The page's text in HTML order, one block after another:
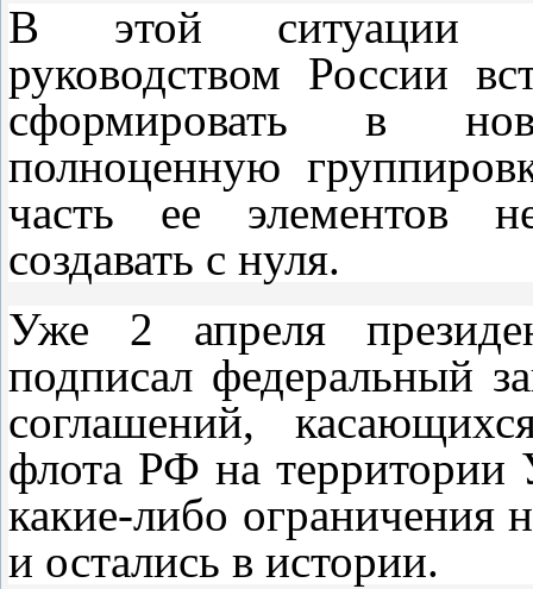
В этой ситуации
руководством России
сформировать в
полноценную
часть ее элементов
создавать с нуля.
Уже 2 апреля
подписал федеральный
соглашений,
флота РФ на территории
какие-либо ограничения
и остались в истории.